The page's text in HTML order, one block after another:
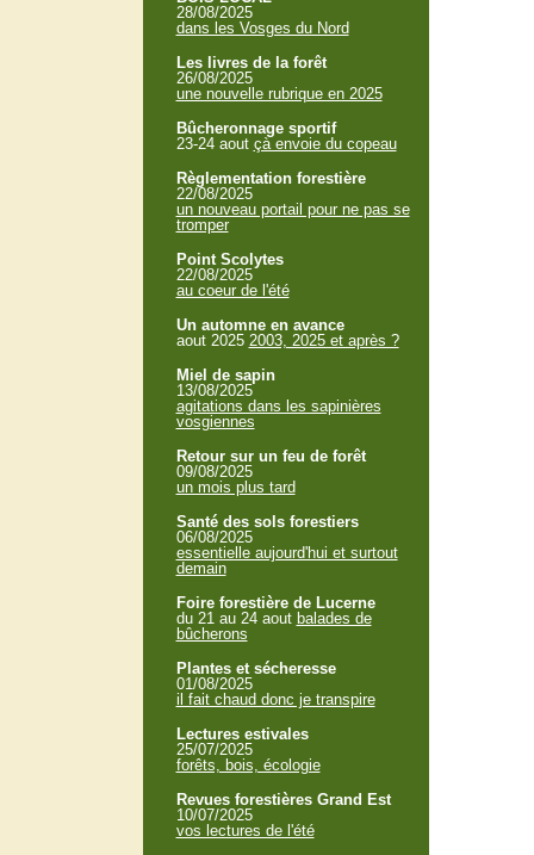
28/08/2025
dans les Vosges du Nord
Les livres de la forêt
26/08/2025
une nouvelle rubrique en 2025
Bûcheronnage sportif
23-24 aout çà envoie du copeau
Règlementation forestière
22/08/2025
un nouveau portail pour ne pas se
tromper
Point Scolytes
22/08/2025
au coeur de l'été
Un automne en avance
aout 2025 2003, 2025 et après ?
Miel de sapin
13/08/2025
agitations dans les sapinières
vosgiennes
Retour sur un feu de forêt
09/08/2025
un mois plus tard
Santé des sols forestiers
06/08/2025
essentielle aujourd'hui et surtout
demain
Foire forestière de Lucerne
du 21 au 24 aout balades de
bûcherons
Plantes et sécheresse
01/08/2025
il fait chaud donc je transpire
Lectures estivales
25/07/2025
forêts, bois, écologie
Revues forestières Grand Est
10/07/2025
vos lectures de l'été